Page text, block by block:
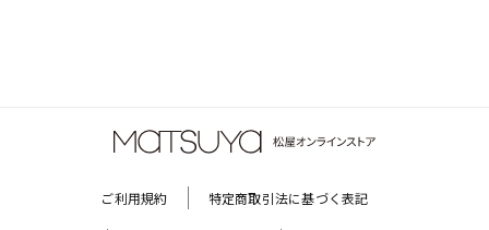
ご利用規約 特定商取引法に基づく表記